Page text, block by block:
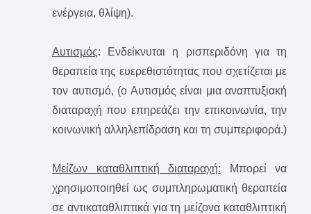
ενέργεια, θλίψη).
Αυτισμός: Ενδείκνυται η ρισπεριδόνη για τη
θεραπεία της ευερεθιστότητας που σχετίζεται με
τον αυτισμό, (ο Αυτισμός είναι μια αναπτυξιακή
διαταραχή που επηρεάζει την επικοινωνία, την
κοινωνική αλληλεπίδραση και τη συμπεριφορά.)
Μείζων καταθλιπτική διαταραχή: Μπορεί να
χρησιμοποιηθεί ως συμπληρωματική θεραπεία
σε αντικαταθλιπτικά για τη μείζονα καταθλιπτική